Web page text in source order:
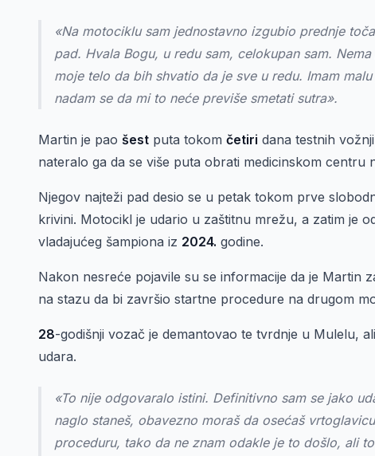
«Na motociklu sam jednostavno izgubio prednje
pad. Hvala Bogu, u redu sam, celokupan sam.
moje telo da bih shvatio da je sve u redu. Imam
nadam se da mi to neće previše smetati sutra».
Martin je pao šest puta tokom četiri dana testnih
nateralo ga da se više puta obrati medicinskom centru
Njegov najteži pad desio se u petak tokom prve
krivini. Motocikl je udario u zaštitnu mrežu, a zatim je
vladajućeg šampiona iz 2024. godine.
Nakon nesreće pojavile su se informacije da je Martin
na stazu da bi završio startne procedure na drugom
28-godišnji vozač je demantovao te tvrdnje u Mulelu,
udara.
«To nije odgovaralo istini. Definitivno sam se jako
naglo staneš, obavezno moraš da osećaš
proceduru, tako da ne znam odakle je to došlo, ali